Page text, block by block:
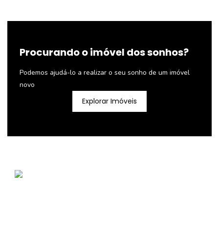
Procurando o imóvel dos sonhos?
Podemos ajudá-lo a realizar o seu sonho de um imóvel
novo
Explorar Imóveis